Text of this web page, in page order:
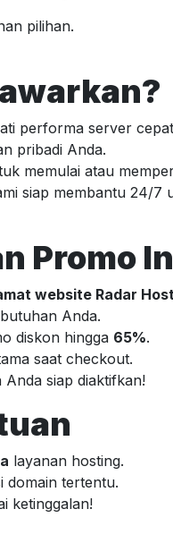
pilihan.
performa server
pribadi Anda.
memulai atau
siap membantu 24/7
Promo
website Radar
Anda.
diskon hingga 65%.
saat checkout.
siap diaktifkan!
layanan hosting.
domain tertentu.
ketinggalan!